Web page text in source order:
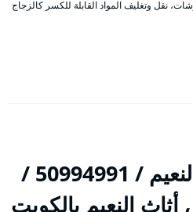
نقل وتغليف المواد القابلة للكسر كالزجاج
خدمة نقل عفش النعيم / 50994991 /
النعيم بالكويت